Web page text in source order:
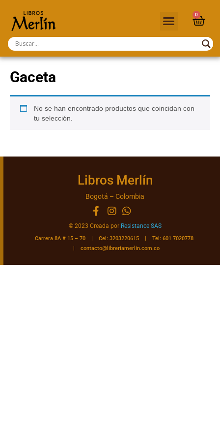
0
Gaceta
No se han encontrado productos que coincidan con
tu selección.
Libros Merlín
Bogotá – Colombia
© 2023 Creada por Resistance SAS
Carrera 8A # 15 – 70 | Cel: 3203220615 | Tel: 601 7020778
|contacto@libreriamerlin.com.co